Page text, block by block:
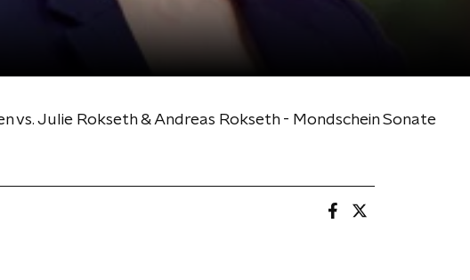
vs. Julie Rokseth & Andreas Rokseth - Mondschein Sonate